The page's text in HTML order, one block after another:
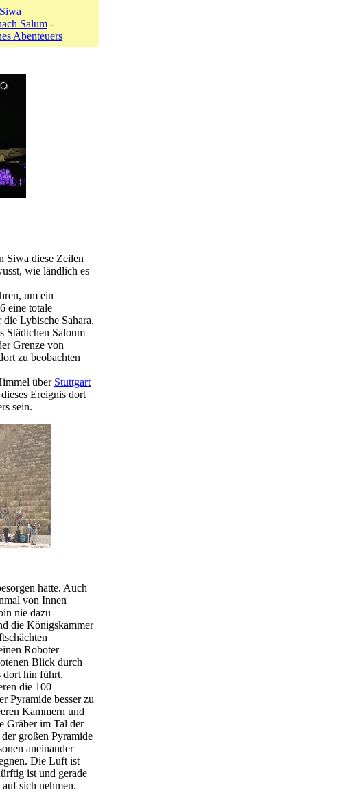
Salum-
Abenteuers
Siwa diese Zeilen
wie ländlich es
um ein
eine totale
Lybische Sahara,
Städtchen Saloum
Grenze von
zu beobachten
über Stuttgart
Ereignis dort
sein.
hatte. Auch
von Innen
nie dazu
die Königskammer
Roboter
Blick durch
dort hin führt.
die 100
Pyramide besser zu
Kammern und
Gräber im Tal der
großen Pyramide
aneinander
Die Luft ist
ist und gerade
sich nehmen.